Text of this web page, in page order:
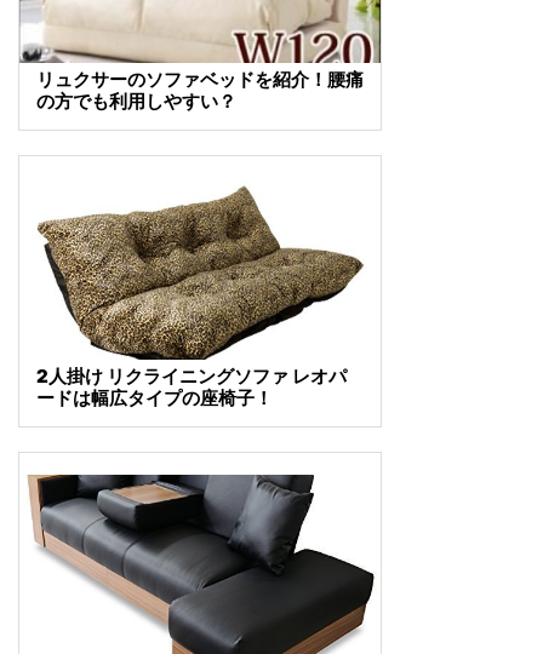
リュクサーのソファベッドを紹介！腰痛
の方でも利用しやすい？
2人掛け リクライニングソファ レオパ
ードは幅広タイプの座椅子！